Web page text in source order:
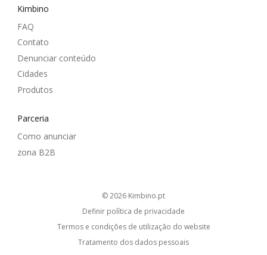
Kimbino
FAQ
Contato
Denunciar conteúdo
Cidades
Produtos
Parceria
Como anunciar
zona B2B
© 2026
kimbino.pt
Definir política de privacidade
Termos e condições de utilização do website
Tratamento dos dados pessoais